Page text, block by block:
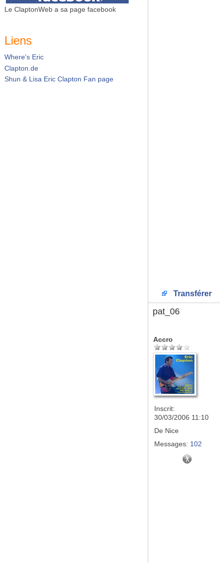
Le ClaptonWeb a sa page facebook
Liens
Where's Eric
Clapton.de
Shun & Lisa Eric Clapton Fan page
Transférer
pat_06
Accro
Inscrit:
30/03/2006 11:10
De Nice
Messages: 102